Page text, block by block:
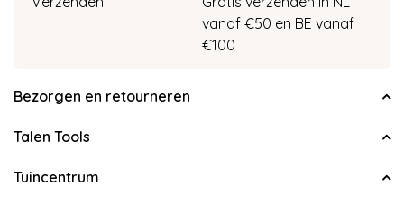
vanaf €50 en BE vanaf
€100
Bezorgen en retourneren
Talen Tools
Tuincentrum